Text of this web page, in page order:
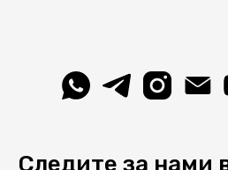
Следите за нами